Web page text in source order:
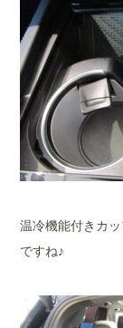
温冷機能付きカ
ですね♪